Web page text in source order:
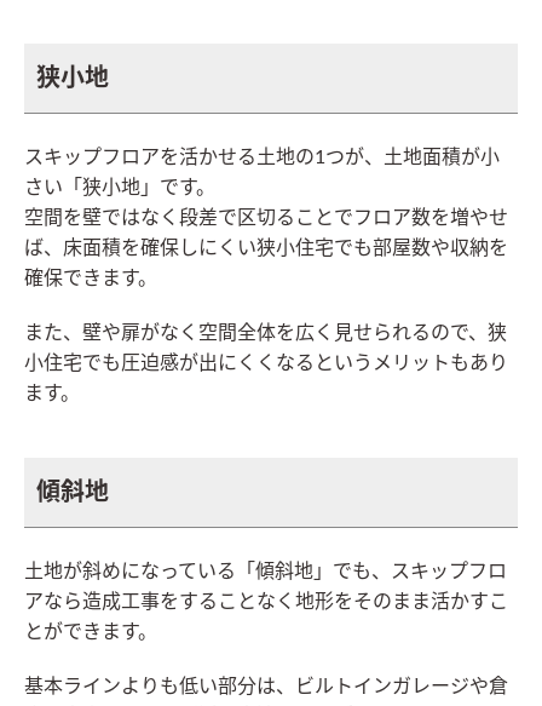
狭小地
スキップフロアを活かせる土地の1つが、土地面積が小
さい「狭小地」です。
空間を壁ではなく段差で区切ることでフロア数を増やせ
ば、床面積を確保しにくい狭小住宅でも部屋数や収納を
確保できます。
また、壁や扉がなく空間全体を広く見せられるので、狭
小住宅でも圧迫感が出にくくなるというメリットもあり
ます。
傾斜地
土地が斜めになっている「傾斜地」でも、スキップフロ
アなら造成工事をすることなく地形をそのまま活かすこ
とができます。
基本ラインよりも低い部分は、ビルトインガレージや倉